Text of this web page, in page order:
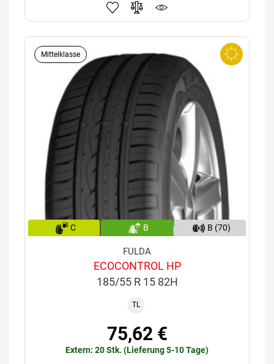
Mittelklasse
C B B (70)
FULDA
ECOCONTROL HP
185/55 R 15 82H
TL
75,62 €
Extern: 20 Stk. (Lieferung 5-10 Tage)